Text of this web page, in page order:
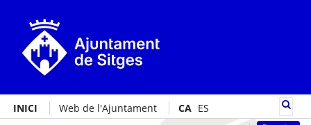
INICI Web de l'Ajuntament CA ES